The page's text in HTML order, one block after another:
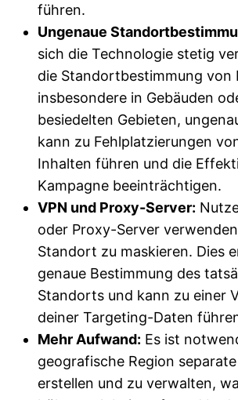
führen.
Ungenaue
sich die Technologie stetig
die Standortbestimmung von
insbesondere in Gebäuden
besiedelten Gebieten,
kann zu Fehlplatzierungen
Inhalten führen und die
Kampagne beeinträchtigen.
VPN und Proxy-Server:
oder Proxy-Server
Standort zu maskieren. Dies
genaue Bestimmung des
Standorts und kann zu einer
deiner Targeting-Daten
Mehr Aufwand: Es ist
geografische Region
erstellen und zu verwalten,